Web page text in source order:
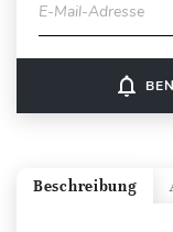
E-Mail-Adresse
notifications_none
Beschreibung